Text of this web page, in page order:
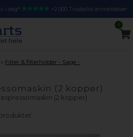
i dag* >2.000 Trustpilot anmeldelser
0
» Filter & filterholder - Sage -
(2 kopper)
(2 kopper)